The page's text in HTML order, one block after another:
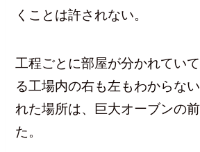
くことは許されない。
工程ごとに部屋が分かれてい
る工場内の右も左もわからな
れた場所は、巨大オーブンの
た。